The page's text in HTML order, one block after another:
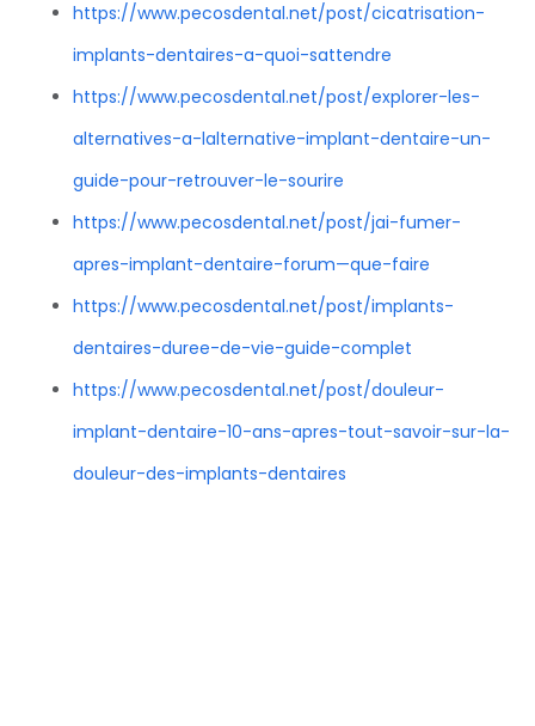
https://www.pecosdental.net/post/cicatrisation-
implants-dentaires-a-quoi-sattendre
https://www.pecosdental.net/post/explorer-les-
alternatives-a-lalternative-implant-dentaire-un-
guide-pour-retrouver-le-sourire
https://www.pecosdental.net/post/jai-fumer-
apres-implant-dentaire-forum—que-faire
https://www.pecosdental.net/post/implants-
dentaires-duree-de-vie-guide-complet
https://www.pecosdental.net/post/douleur-
implant-dentaire-10-ans-apres-tout-savoir-sur-la-
douleur-des-implants-dentaires